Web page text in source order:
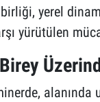
yerel
yürütülen
Birey